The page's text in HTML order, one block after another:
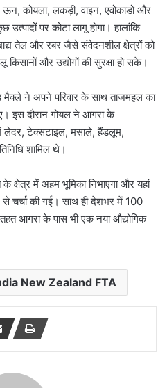
ऊन, कोयला, लकड़ी, वाइन, एवोकाडो और
पर कोटा लागू होगा। हालांकि
तेल और रबर जैसे संवेदनशील क्षेत्रों को
और उद्योगों की सुरक्षा हो सके।
मैक्ले ने अपने परिवार के साथ ताजमहल का
इस दौरान गोयल ने आगरा के
लेदर, टेक्सटाइल, मसाले, हैंडलूम,
शामिल थे।
के क्षेत्र में अहम भूमिका निभाएगा और यहां
से चर्चा की गई। साथ ही देशभर में 100
आगरा के पास भी एक नया औद्योगिक
New Zealand FTA